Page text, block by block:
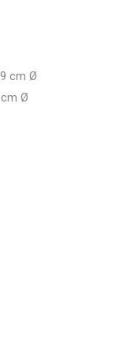
cm Ø
cm Ø